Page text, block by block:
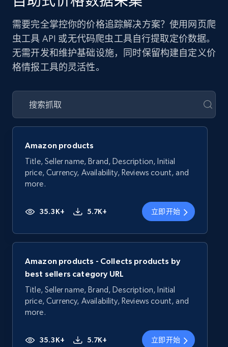
需要完全掌控你的价格追踪解决方案？使用网页爬
虫工具 API 或无代码爬虫工具自行提取定价数据。
无需开发和维护基础设施，同时保留构建自定义价
格情报工具的灵活性。
Amazon products
Title, Seller name, Brand, Description, Initial
price, Currency, Availability, Reviews count, and
more.
35.3K+ 5.7K+ 立即开始
Amazon products - Collects products by
best sellers category URL
Title, Seller name, Brand, Description, Initial
price, Currency, Availability, Reviews count, and
more.
35.3K+ 5.7K+ 立即开始